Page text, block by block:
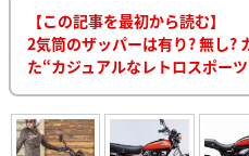
【この記事を最初から読む】
2気筒のザッパーは有り? 無し?
た“カジュアルなレトロスポー